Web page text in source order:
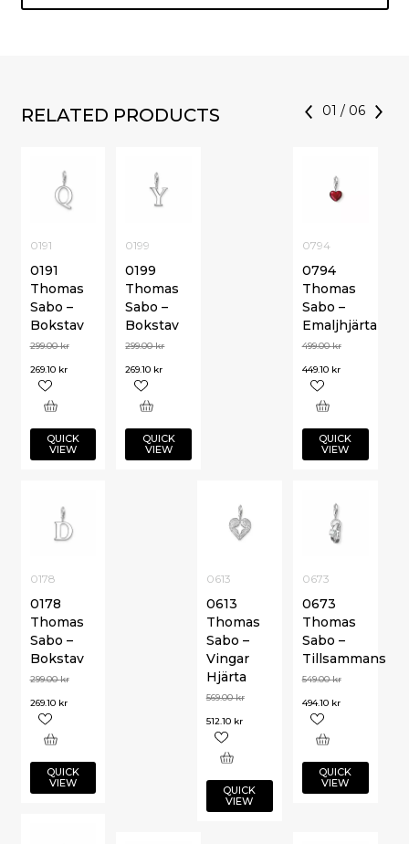
RELATED PRODUCTS 01 / 06
0191
0191
Thomas
Sabo –
Bokstav
299.00kr
269.10 kr
QUICK
VIEW
0794
0794
Thomas
Sabo –
Emaljhjärta
499.00kr
449.10 kr
QUICK
VIEW
0199
0199
Thomas
Sabo –
Bokstav
299.00kr
269.10 kr
QUICK
VIEW
0673
0673
Thomas
Sabo –
Tillsammans
549.00kr
494.10 kr
QUICK
VIEW
0178
0178
Thomas
Sabo –
Bokstav
299.00kr
269.10 kr
QUICK
VIEW
0613
0613
Thomas
Sabo –
Vingar
Hjärta
569.00kr
512.10 kr
QUICK
VIEW